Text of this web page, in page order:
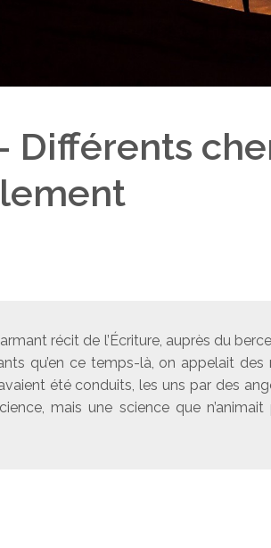
Différents
récit de l’Écriture, auprès du
qu’en ce temps-là, on appelait
été conduits, les uns par des
mais une science que